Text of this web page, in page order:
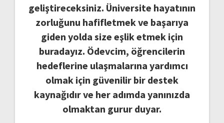
geliştireceksiniz. Üniversite hayatının
zorluğunu hafifletmek ve başarıya
giden yolda size eşlik etmek için
buradayız. Ödevcim, öğrencilerin
hedeflerine ulaşmalarına yardımcı
olmak için güvenilir bir destek
kaynağıdır ve her adımda yanınızda
olmaktan gurur duyar.